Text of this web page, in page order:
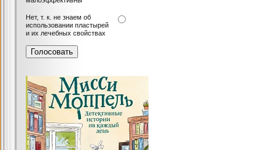
Нет, т. к. не знаем об
использовании пластырей
и их лечебных свойствах